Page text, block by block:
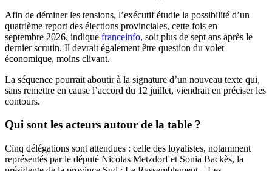
Afin de déminer les tensions, l’exécutif étudie la possibilité d’un
quatrième report des élections provinciales, cette fois en
septembre 2026, indique franceinfo, soit plus de sept ans après le
dernier scrutin. Il devrait également être question du volet
économique, moins clivant.
La séquence pourrait aboutir à la signature d’un nouveau texte qui,
sans remettre en cause l’accord du 12 juillet, viendrait en préciser les
contours.
Qui sont les acteurs autour de la table ?
Cinq délégations sont attendues : celle des loyalistes, notamment
représentés par le député Nicolas Metzdorf et Sonia Backès, la